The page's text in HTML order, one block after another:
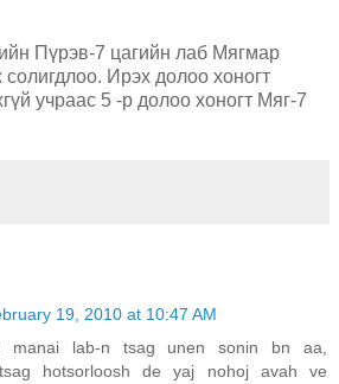
Пүрэв-7 цагийн лаб Мягмар
солигдлоо. Ирэх долоо хоногт
учраас 5 -р долоо хоногт Мяг-7
19, 2010 at 10:47 AM
manai lab-n tsag unen sonin bn aa,
hotsorloosh de yaj nohoj avah ve